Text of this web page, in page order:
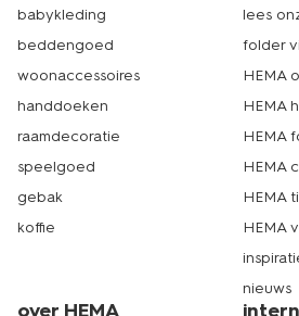
babykleding
beddengoed
woonaccessoires
handdoeken
raamdecoratie
speelgoed
gebak
koffie
lees
folder
HEMA
HEMA
HEMA
HEMA
HEMA
HEMA
nieuws
over HEMA